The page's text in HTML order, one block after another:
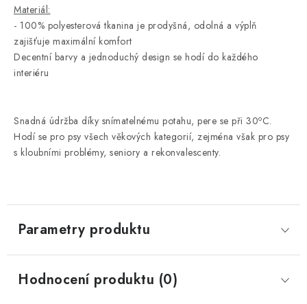
Materiál:
- 100% polyesterová tkanina je prodyšná, odolná a výplň
zajišťuje maximální komfort
Decentní barvy a jednoduchý design se hodí do každého
interiéru
Snadná údržba díky snímatelnému potahu, pere se při 30oC.
Hodí se pro psy všech věkových kategorií, zejména však pro psy
s kloubními problémy, seniory a rekonvalescenty.
Parametry produktu
Hodnocení produktu (0)